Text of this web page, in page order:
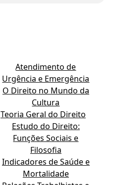
Atendimento de
Urgência e Emergência
O Direito no Mundo da
Cultura
Teoria Geral do Direito
Estudo do Direito:
Funções Sociais e
Filosofia
Indicadores de Saúde e
Mortalidade